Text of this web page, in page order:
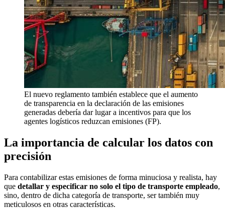
El nuevo reglamento también establece que el aumento
de transparencia en la declaración de las emisiones
generadas debería dar lugar a incentivos para que los
agentes logísticos reduzcan emisiones (FP).
La importancia de calcular los datos con
precisión
Para contabilizar estas emisiones de forma minuciosa y realista, hay
que detallar y especificar no solo el tipo de transporte empleado,
sino, dentro de dicha categoría de transporte, ser también muy
meticulosos en otras características.